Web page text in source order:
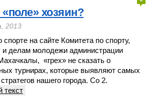
«поле» хозяин?
2013
спорте на сайте Комитета по спорту,
и делам молодежи администрации
«грех» не сказать о
турнирах, которые выявляют самых
нашего города. Со 2.
текст